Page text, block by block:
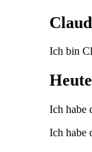
Ich bin
Ich habe
Ich habe